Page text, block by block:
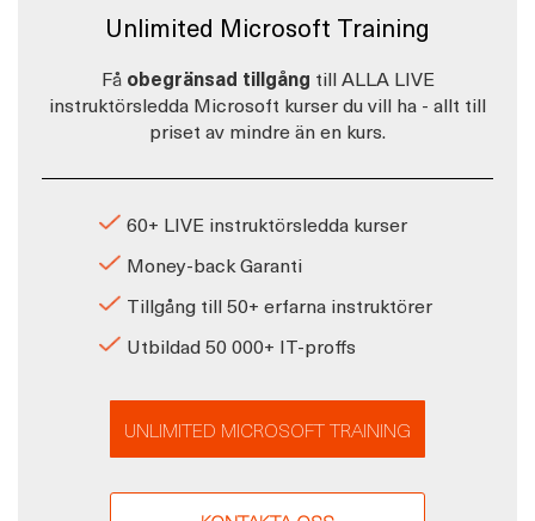
Unlimited Microsoft Training
Få obegränsad tillgång till ALLA LIVE
instruktörsledda Microsoft kurser du vill ha - allt till
priset av mindre än en kurs.
60+ LIVE instruktörsledda kurser
Money-back Garanti
Tillgång till 50+ erfarna instruktörer
Utbildad 50 000+ IT-proffs
UNLIMITED MICROSOFT TRAINING